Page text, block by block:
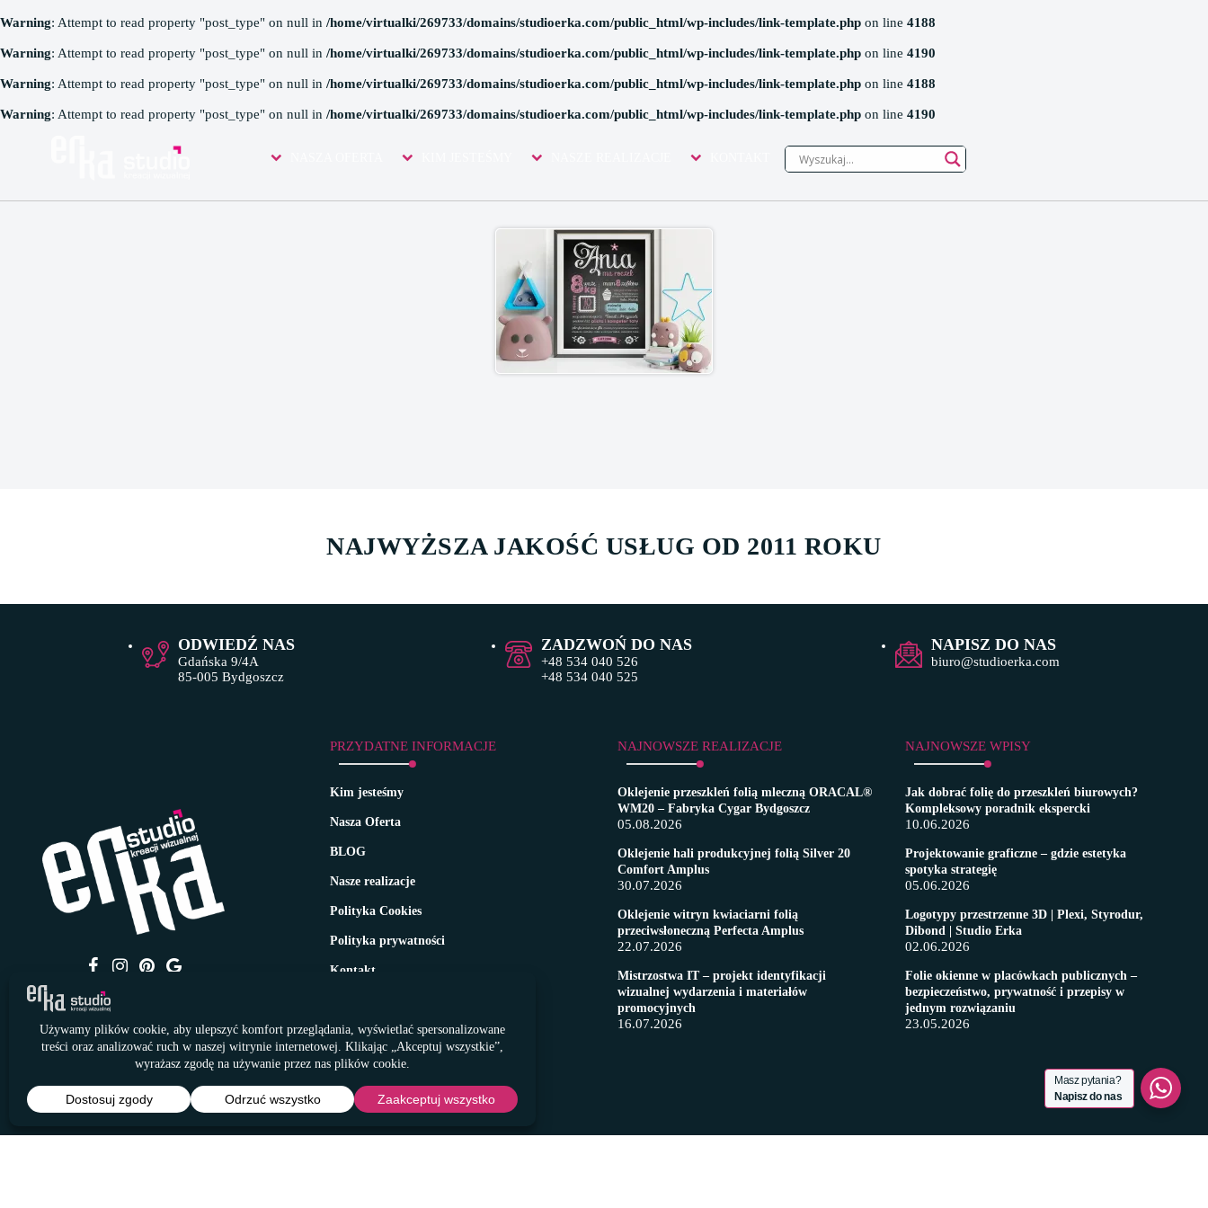
Warning: Attempt to read property "post_type" on null in /home/virtualki/269733/domains/studioerka.com/public_html/wp-includes/link-template.php on line 4188
Warning: Attempt to read property "post_type" on null in /home/virtualki/269733/domains/studioerka.com/public_html/wp-includes/link-template.php on line 4190
Warning: Attempt to read property "post_type" on null in /home/virtualki/269733/domains/studioerka.com/public_html/wp-includes/link-template.php on line 4188
Warning: Attempt to read property "post_type" on null in /home/virtualki/269733/domains/studioerka.com/public_html/wp-includes/link-template.php on line 4190
IMAGES TAGGED "CREATIVE"
NAJWYŻSZA JAKOŚĆ USŁUG OD 2011 ROKU
ODWIEDŹ NAS
Gdańska 9/4A
85-005 Bydgoszcz
ZADZWOŃ DO NAS
+48 534 040 526
+48 534 040 525
NAPISZ DO NAS
biuro@studioerka.com
PRZYDATNE INFORMACJE
Kim jesteśmy
Nasza Oferta
BLOG
Nasze realizacje
Polityka Cookies
Polityka prywatności
Kontakt
NAJNOWSZE REALIZACJE
Oklejenie przeszkleń folią mleczną ORACAL®
WM20 – Fabryka Cygar Bydgoszcz
05.08.2026
Oklejenie hali produkcyjnej folią Silver 20
Comfort Amplus
30.07.2026
Oklejenie witryn kwiaciarni folią
przeciwsłoneczną Perfecta Amplus
22.07.2026
Mistrzostwa IT – projekt identyfikacji
wizualnej wydarzenia i materiałów
promocyjnych
16.07.2026
NAJNOWSZE WPISY
Jak dobrać folię do przeszkleń biurowych?
Kompleksowy poradnik ekspercki
10.06.2026
Projektowanie graficzne – gdzie estetyka
spotyka strategię
05.06.2026
Logotypy przestrzenne 3D | Plexi, Styrodur,
Dibond | Studio Erka
02.06.2026
​Folie okienne w placówkach publicznych –
bezpieczeństwo, prywatność i przepisy w
jednym rozwiązaniu
23.05.2026
© Studio Kreacji Wizualnej ERKA 2011 - 2026
Wszelkie prawa zastrzeżone
Masz pytania?
Napisz do nas